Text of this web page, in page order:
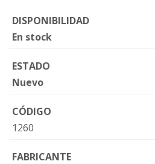
DISPONIBILIDAD
En stock
ESTADO
Nuevo
CÓDIGO
1260
FABRICANTE